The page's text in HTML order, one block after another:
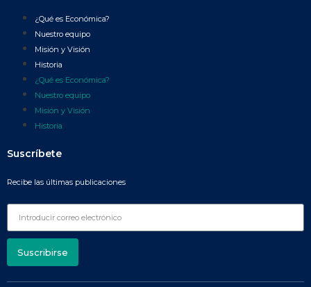
¿Qué es Económica?
Nuestro equipo
Misión y Visión
Historia
¿Qué es Económica?
Nuestro equipo
Misión y Visión
Historia
Suscríbete
Recibe las últimas publicaciones
Suscribirse